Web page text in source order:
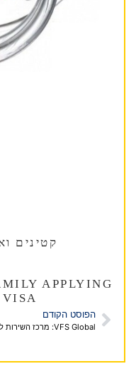
קטינים
APPLYING
VISA
הפוסט הקודם